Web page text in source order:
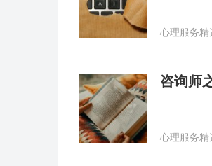
心理服务精
咨询师
心理服务精